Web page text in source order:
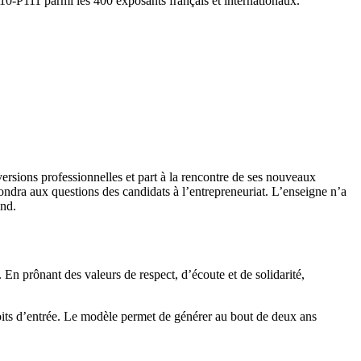
professionnelles et part à la rencontre de ses nouveaux
aux questions des candidats à l’entrepreneuriat. L’enseigne n’a
prônant des valeurs de respect, d’écoute et de solidarité,
d’entrée. Le modèle permet de générer au bout de deux ans